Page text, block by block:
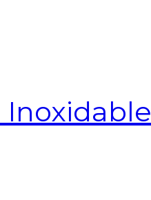
Inoxidable